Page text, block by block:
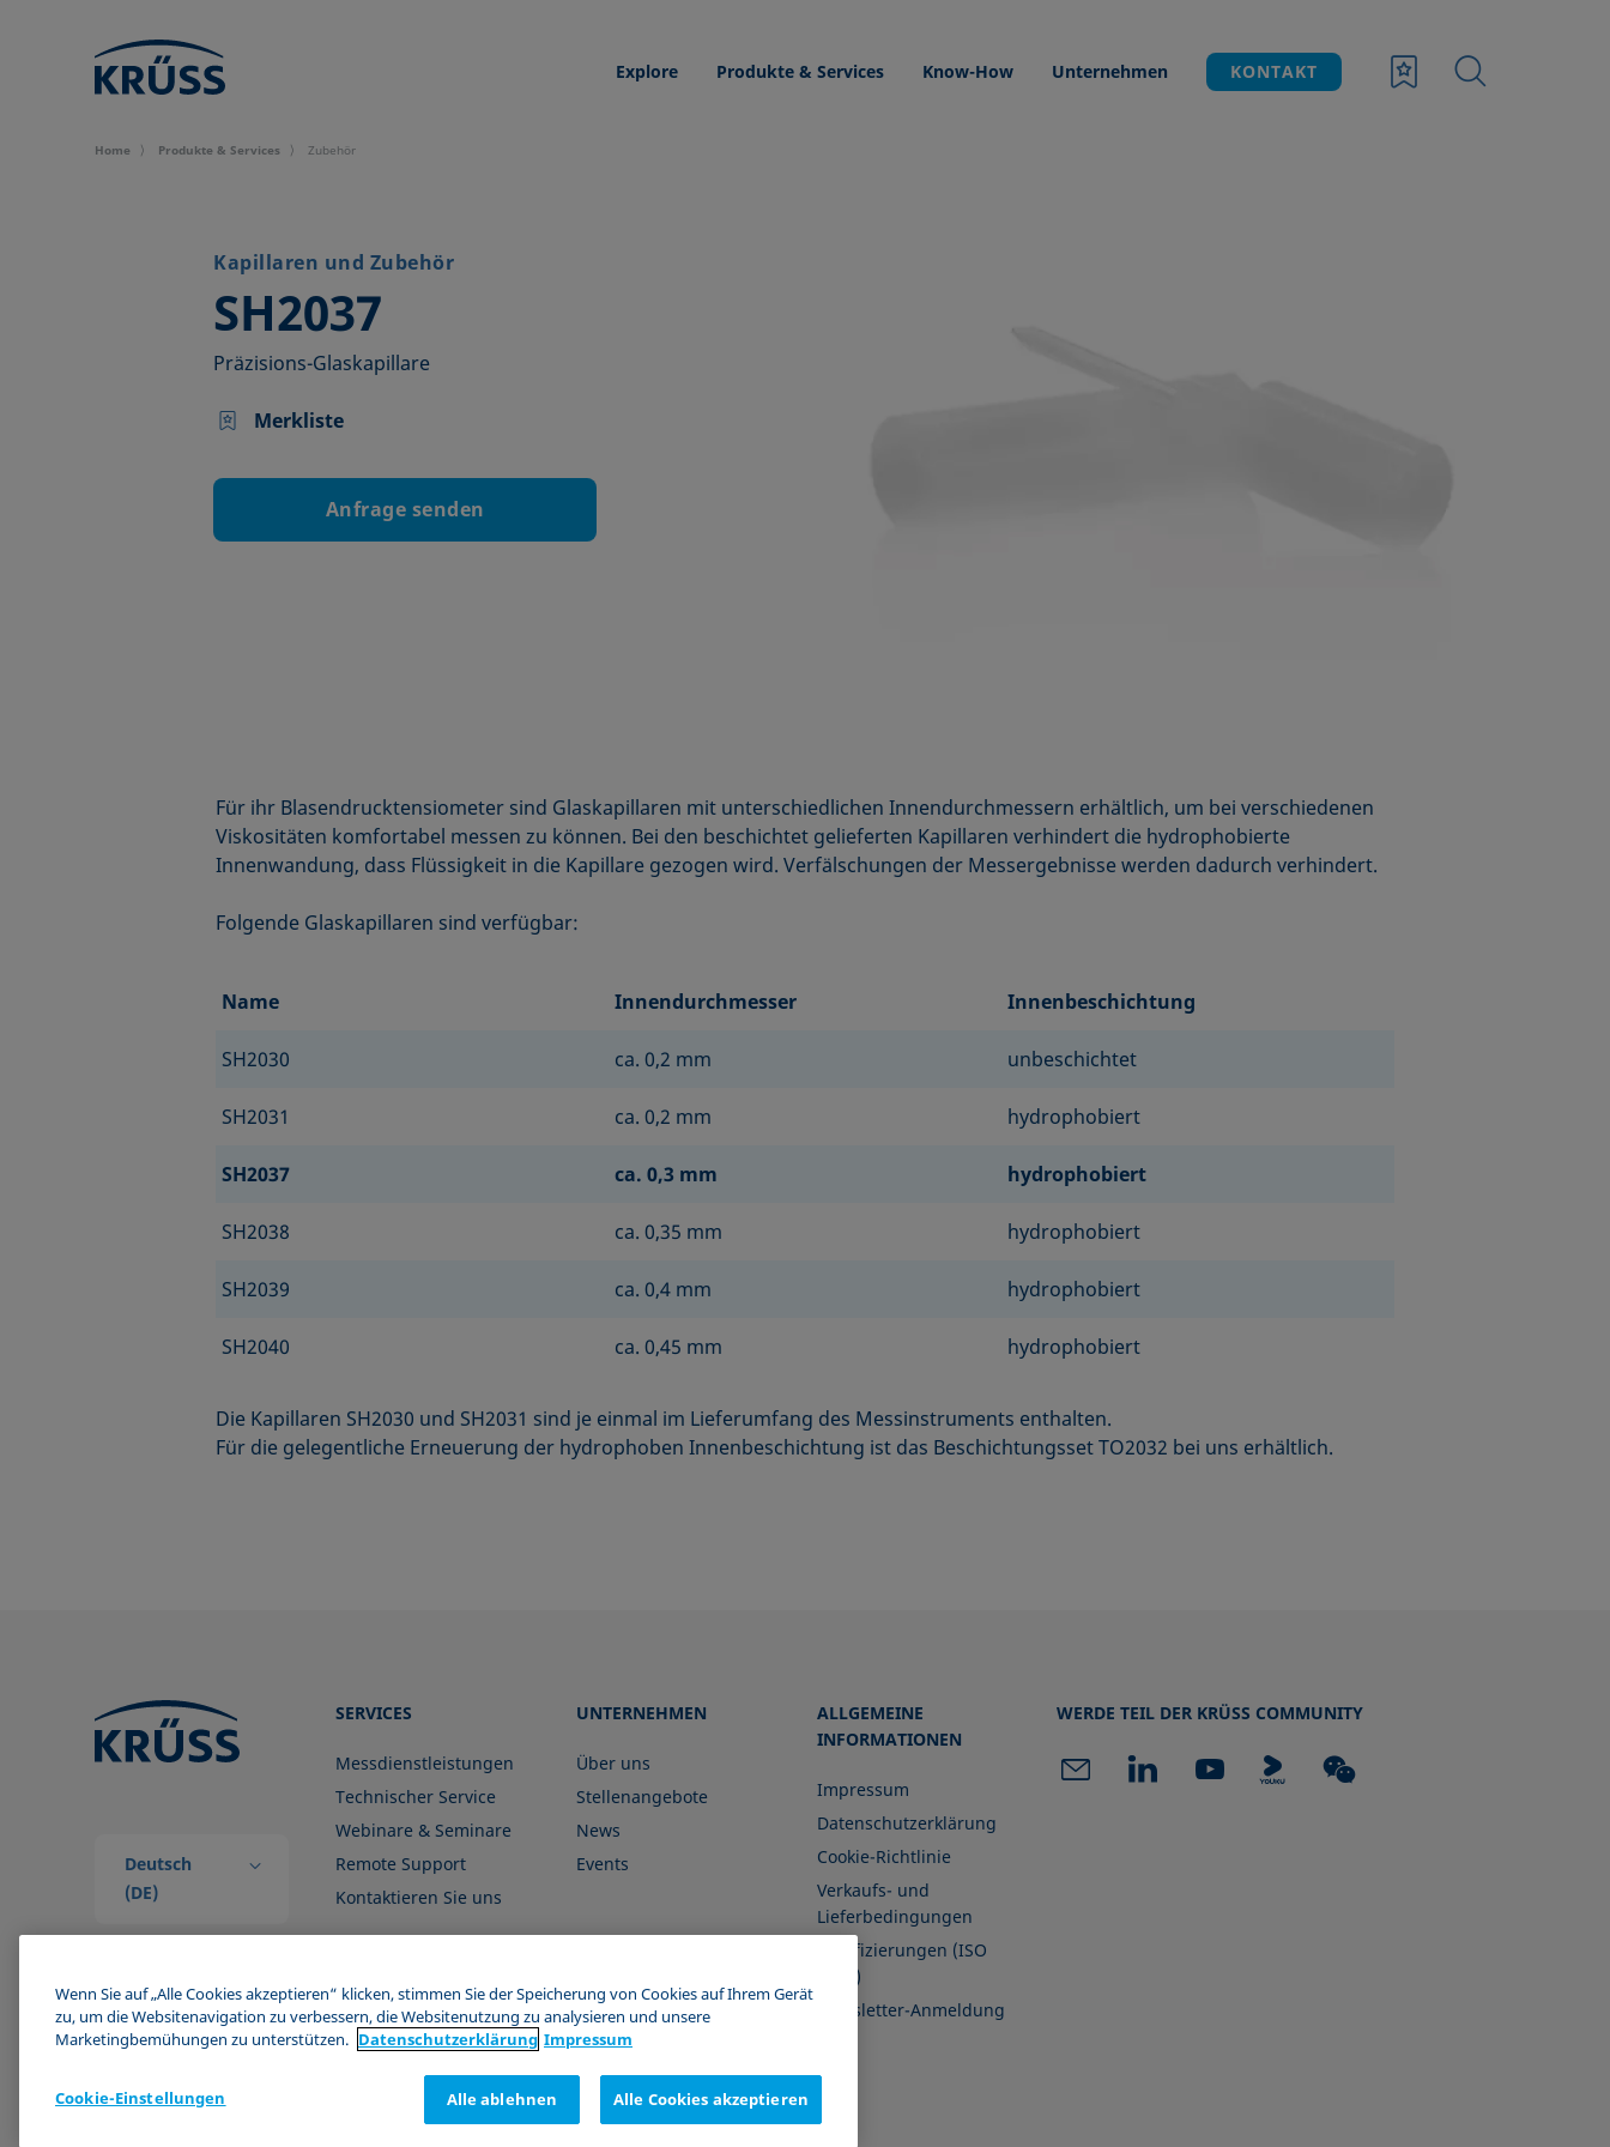
Explore Produkte & Services Know-How Unternehmen KONTAKT
Home Produkte & Services Zubehör
Kapillaren und Zubehör
SH2037
–
Präzisions-Glaskapillare
Merkliste
Anfrage senden
Für ihr Blasendrucktensiometer sind Glaskapillaren mit unterschiedlichen Innendurchmessern erhältlich, um bei verschiedenen
Viskositäten komfortabel messen zu können. Bei den beschichtet gelieferten Kapillaren verhindert die hydrophobierte
Innenwandung, dass Flüssigkeit in die Kapillare gezogen wird. Verfälschungen der Messergebnisse werden dadurch verhindert.
Folgende Glaskapillaren sind verfügbar:
Name Innendurchmesser Innenbeschichtung
SH2030 ca. 0,2 mm unbeschichtet
SH2031 ca. 0,2 mm hydrophobiert
SH2037 ca. 0,3 mm hydrophobiert
SH2038 ca. 0,35 mm hydrophobiert
SH2039 ca. 0,4 mm hydrophobiert
SH2040 ca. 0,45 mm hydrophobiert
Die Kapillaren SH2030 und SH2031 sind je einmal im Lieferumfang des Messinstruments enthalten.
Für die gelegentliche Erneuerung der hydrophoben Innenbeschichtung ist das Beschichtungsset TO2032 bei uns erhältlich.
Deutsch
(DE)
SERVICES
Messdienstleistungen
Technischer Service
Webinare & Seminare
Remote Support
Kontaktieren Sie uns
UNTERNEHMEN
Über uns
Stellenangebote
News
Events
ALLGEMEINE
INFORMATIONEN
Impressum
Datenschutzerklärung
Cookie-Richtlinie
Verkaufs- und
Lieferbedingungen
Zertifizierungen (ISO
9001)
Newsletter-Anmeldung
WERDE TEIL DER KRÜSS COMMUNITY
Wenn Sie auf „Alle Cookies akzeptieren“ klicken, stimmen Sie der Speicherung von Cookies auf Ihrem Gerät
zu, um die Websitenavigation zu verbessern, die Websitenutzung zu analysieren und unsere
Marketingbemühungen zu unterstützen. Datenschutz­erklärung Impressum
Alle ablehnen Alle Cookies akzeptieren
Cookie-Einstellungen